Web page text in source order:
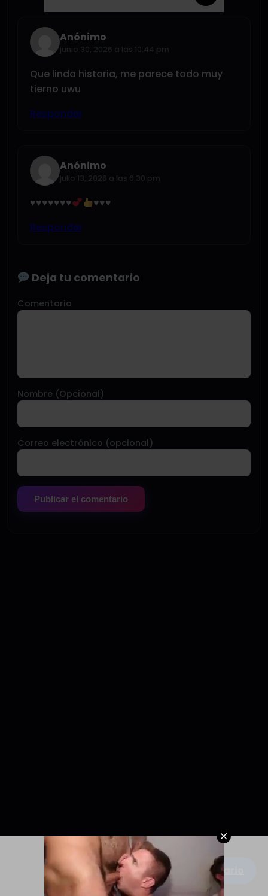
Escribe un comentario
Anónimo
junio 30, 2026 a las 10:44 pm
Que linda historia, me parece todo muy
tierno uwu
Responder
Anónimo
julio 13, 2026 a las 6:30 pm
♥️♥️♥️♥️♥️♥️♥️ ♥️♥️♥️
Responder
Deja tu comentario
Comentario
Nombre (Opcional)
Correo electrónico (opcional)